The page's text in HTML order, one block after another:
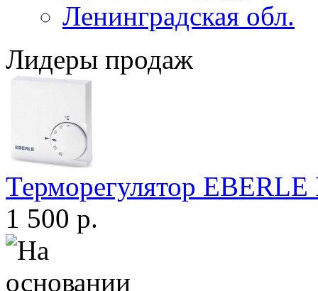
Ленинградская обл.
Лидеры продаж
Терморегулятор
1 500 р.